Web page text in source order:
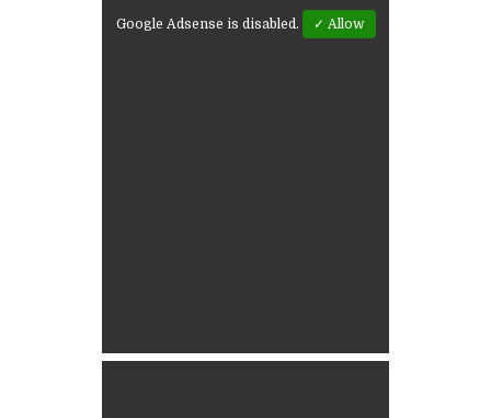
Google Adsense is disabled. ✓ Allow